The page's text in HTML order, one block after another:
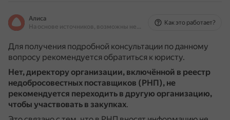
Алиса
На основе источников, возможны неточности
Как это работает?
Для получения подробной консультации по данному
вопросу рекомендуется обратиться к юристу.
Нет, директору организации, включённой в реестр
недобросовестных поставщиков (РНП), не
рекомендуется переходить в другую организацию,
чтобы участвовать в закупках.